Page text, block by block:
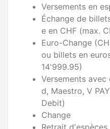
Versements en
Échange de
e en CHF (max.
Euro-Change
ou billets en
14'999.95)
Versements
d, Maestro, V
Debit)
Change
Retrait d'espèces